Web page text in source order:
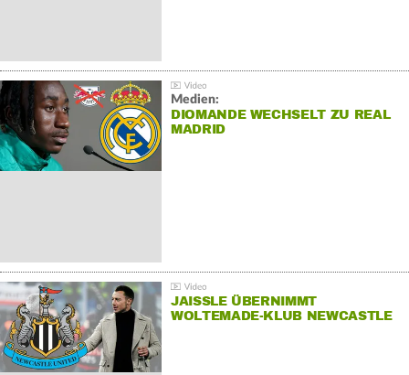
Medien:
DIOMANDE WECHSELT ZU REAL
MADRID
JAISSLE ÜBERNIMMT
WOLTEMADE-KLUB NEWCASTLE